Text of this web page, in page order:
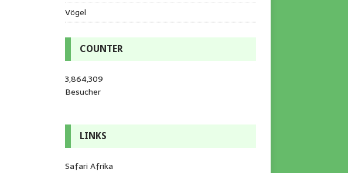
Vögel
COUNTER
3,864,309
Besucher
LINKS
Safari Afrika